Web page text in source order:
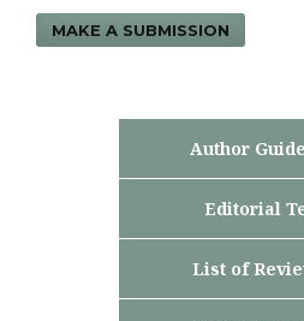
MAKE A SUBMISSION
Author
Editorial
List of